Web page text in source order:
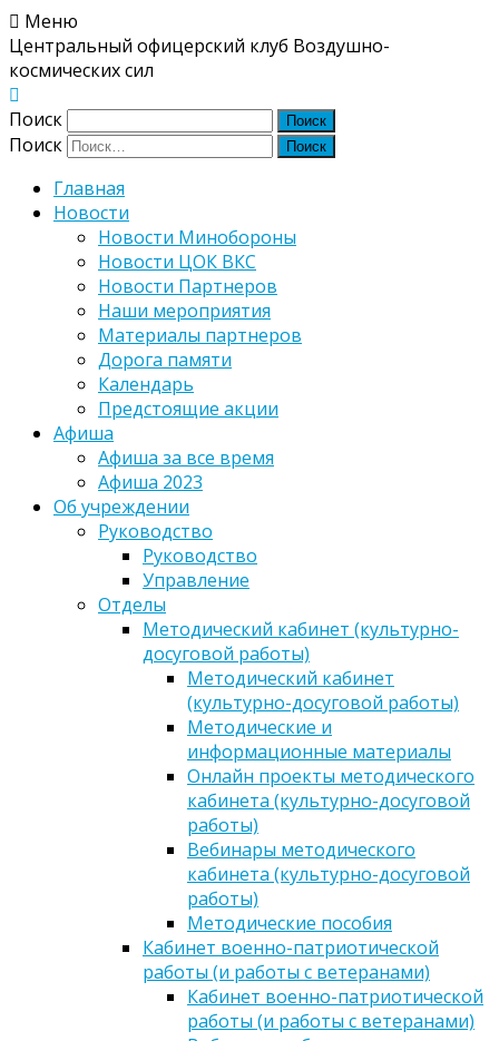
Меню
Центральный офицерский клуб Воздушно-
космических сил
Поиск
Поиск
Главная
Новости
Новости Минобороны
Новости ЦОК ВКС
Новости Партнеров
Наши мероприятия
Материалы партнеров
Дорога памяти
Календарь
Предстоящие акции
Афиша
Афиша за все время
Афиша 2023
Об учреждении
Руководство
Руководство
Управление
Отделы
Методический кабинет (культурно-
досуговой работы)
Методический кабинет
(культурно-досуговой работы)
Методические и
информационные материалы
Онлайн проекты методического
кабинета (культурно-досуговой
работы)
Вебинары методического
кабинета (культурно-досуговой
работы)
Методические пособия
Кабинет военно-патриотической
работы (и работы с ветеранами)
Кабинет военно-патриотической
работы (и работы с ветеранами)